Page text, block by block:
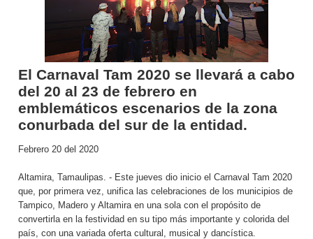
El Carnaval Tam 2020 se llevará a cabo
del 20 al 23 de febrero en
emblemáticos escenarios de la zona
conurbada del sur de la entidad.
Febrero 20 del 2020
Altamira, Tamaulipas. - Este jueves dio inicio el Carnaval Tam 2020
que, por primera vez, unifica las celebraciones de los municipios de
Tampico, Madero y Altamira en una sola con el propósito de
convertirla en la festividad en su tipo más importante y colorida del
país, con una variada oferta cultural, musical y dancística.